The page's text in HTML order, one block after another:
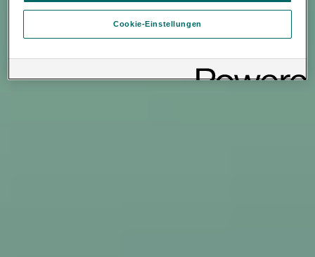
Inter Auto GmbH & Co KG. Nähere Informationen über Cookies
finden Sie in der Cookie-Richtlinie oder in den Cookie-
Einstellungen. Sie finden die Cookie-Einstellungen am Ende der
einen von uns personalisierten Link auf unsere Website gelangen,
Cookie-Einstellungen